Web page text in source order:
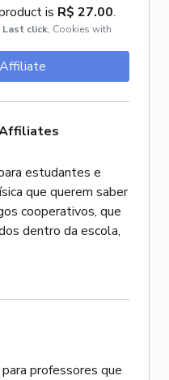
is R$ 27.00.
Last click, Cookies with
estudantes e
que querem saber
cooperativos, que
dentro da escola,
professores que